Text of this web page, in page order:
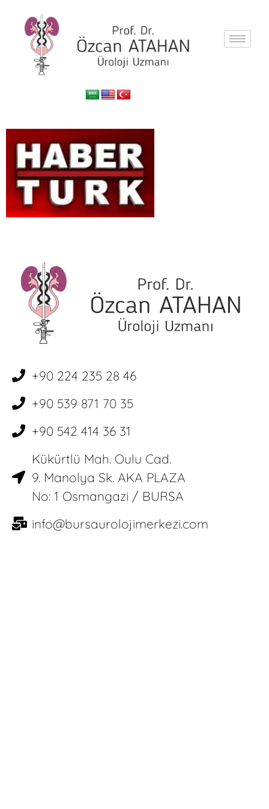
+90 224 235 28 46
+90 539 871 70 35
+90 542 414 36 31
Kükürtlü Mah. Oulu Cad.
9. Manolya Sk. AKA PLAZA
No: 1 Osmangazi / BURSA
info@bursaurolojimerkezi.com